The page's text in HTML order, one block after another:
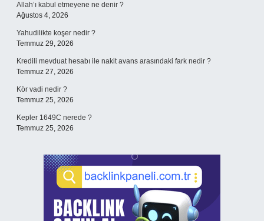
Allah’ı kabul etmeyene ne denir ?
Ağustos 4, 2026
Yahudilikte koşer nedir ?
Temmuz 29, 2026
Kredili mevduat hesabı ile nakit avans arasındaki fark nedir ?
Temmuz 27, 2026
Kör vadi nedir ?
Temmuz 25, 2026
Kepler 1649C nerede ?
Temmuz 25, 2026